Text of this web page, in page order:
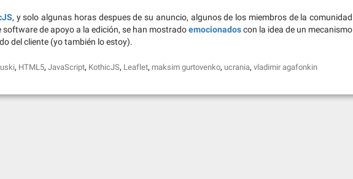
, y solo algunas horas despues de su anuncio, algunos de los miembros de la comunidad
de apoyo a la edición, se han mostradoemocionadoscon la idea de un mecanismo
del cliente (yo también lo estoy).
, HTML5, JavaScript, KothicJS, Leaflet, maksim gurtovenko, ucrania, vladimir agafonkin